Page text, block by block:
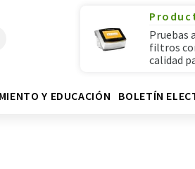
Pruebas
filtros
calidad
Y EDUCACIÓN BOLETÍN